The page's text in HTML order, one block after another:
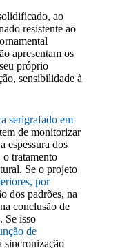
ao
resistente ao
apresentam os
próprio
sensibilidade à
serigrafado em
de monitorizar
espessura dos
tratamento
Se o projeto
por
dos padrões, na
conclusão de
Se isso
de
sincronização